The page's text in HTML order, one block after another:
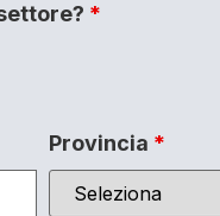
*
Provincia *